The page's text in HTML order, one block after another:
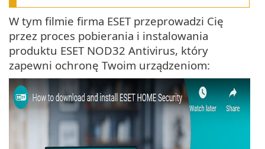
W tym filmie firma ESET przeprowadzi Cię
przez proces pobierania i instalowania
produktu ESET NOD32 Antivirus, który
zapewni ochronę Twoim urządzeniom: